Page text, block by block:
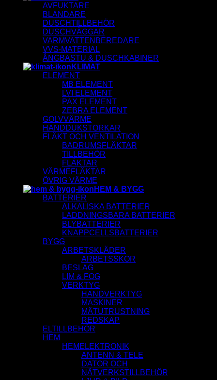
AVFUKTARE
BLANDARE
DUSCHTILLBEHÖR
DUSCHVÄGGAR
VARMVATTENBEREDARE
VVS-MATERIAL
ÅNGBASTU & DUSCHKABINER
KLIMAT
ELEMENT
MB ELEMENT
LVI ELEMENT
PAX ELEMENT
ZEBRA ELEMENT
GOLVVÄRME
HANDDUKSTORKAR
FLÄKT OCH VENTILATION
BADRUMSFLÄKTAR
TILLBEHÖR
FLÄKTAR
VÄRMEFLÄKTAR
ÖVRIG VÄRME
HEM & BYGG
BATTERIER
ALKALISKA BATTERIER
LADDNINGSBARA BATTERIER
BLYBATTERIER
KNAPPCELLSBATTERIER
BYGG
ARBETSKLÄDER
ARBETSSKOR
BESLAG
LIM & FOG
VERKTYG
HANDVERKTYG
MASKINER
MÄTUTRUSTNING
REDSKAP
ELTILLBEHÖR
HEM
HEMELEKTRONIK
ANTENN & TELE
DATOR OCH
NÄTVERKSTILLBEHÖR